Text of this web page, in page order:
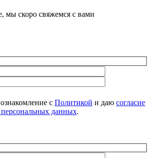
мы скоро свяжемся с вами
с Политикой и даю согласие
данных.